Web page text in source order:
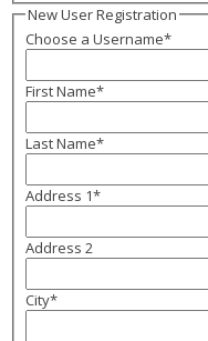
New User Registration
Choose a Username*
First Name*
Last Name*
Address 1*
Address 2
City*